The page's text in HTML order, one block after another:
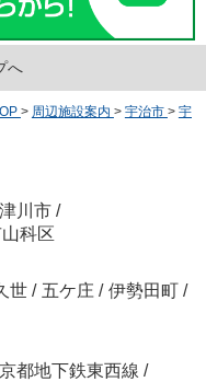
へ
> 周辺施設案内 > 宇治市 > 宇
川市 /
科区
世 / 五ケ庄 / 伊勢田町 /
京都地下鉄東西線 /